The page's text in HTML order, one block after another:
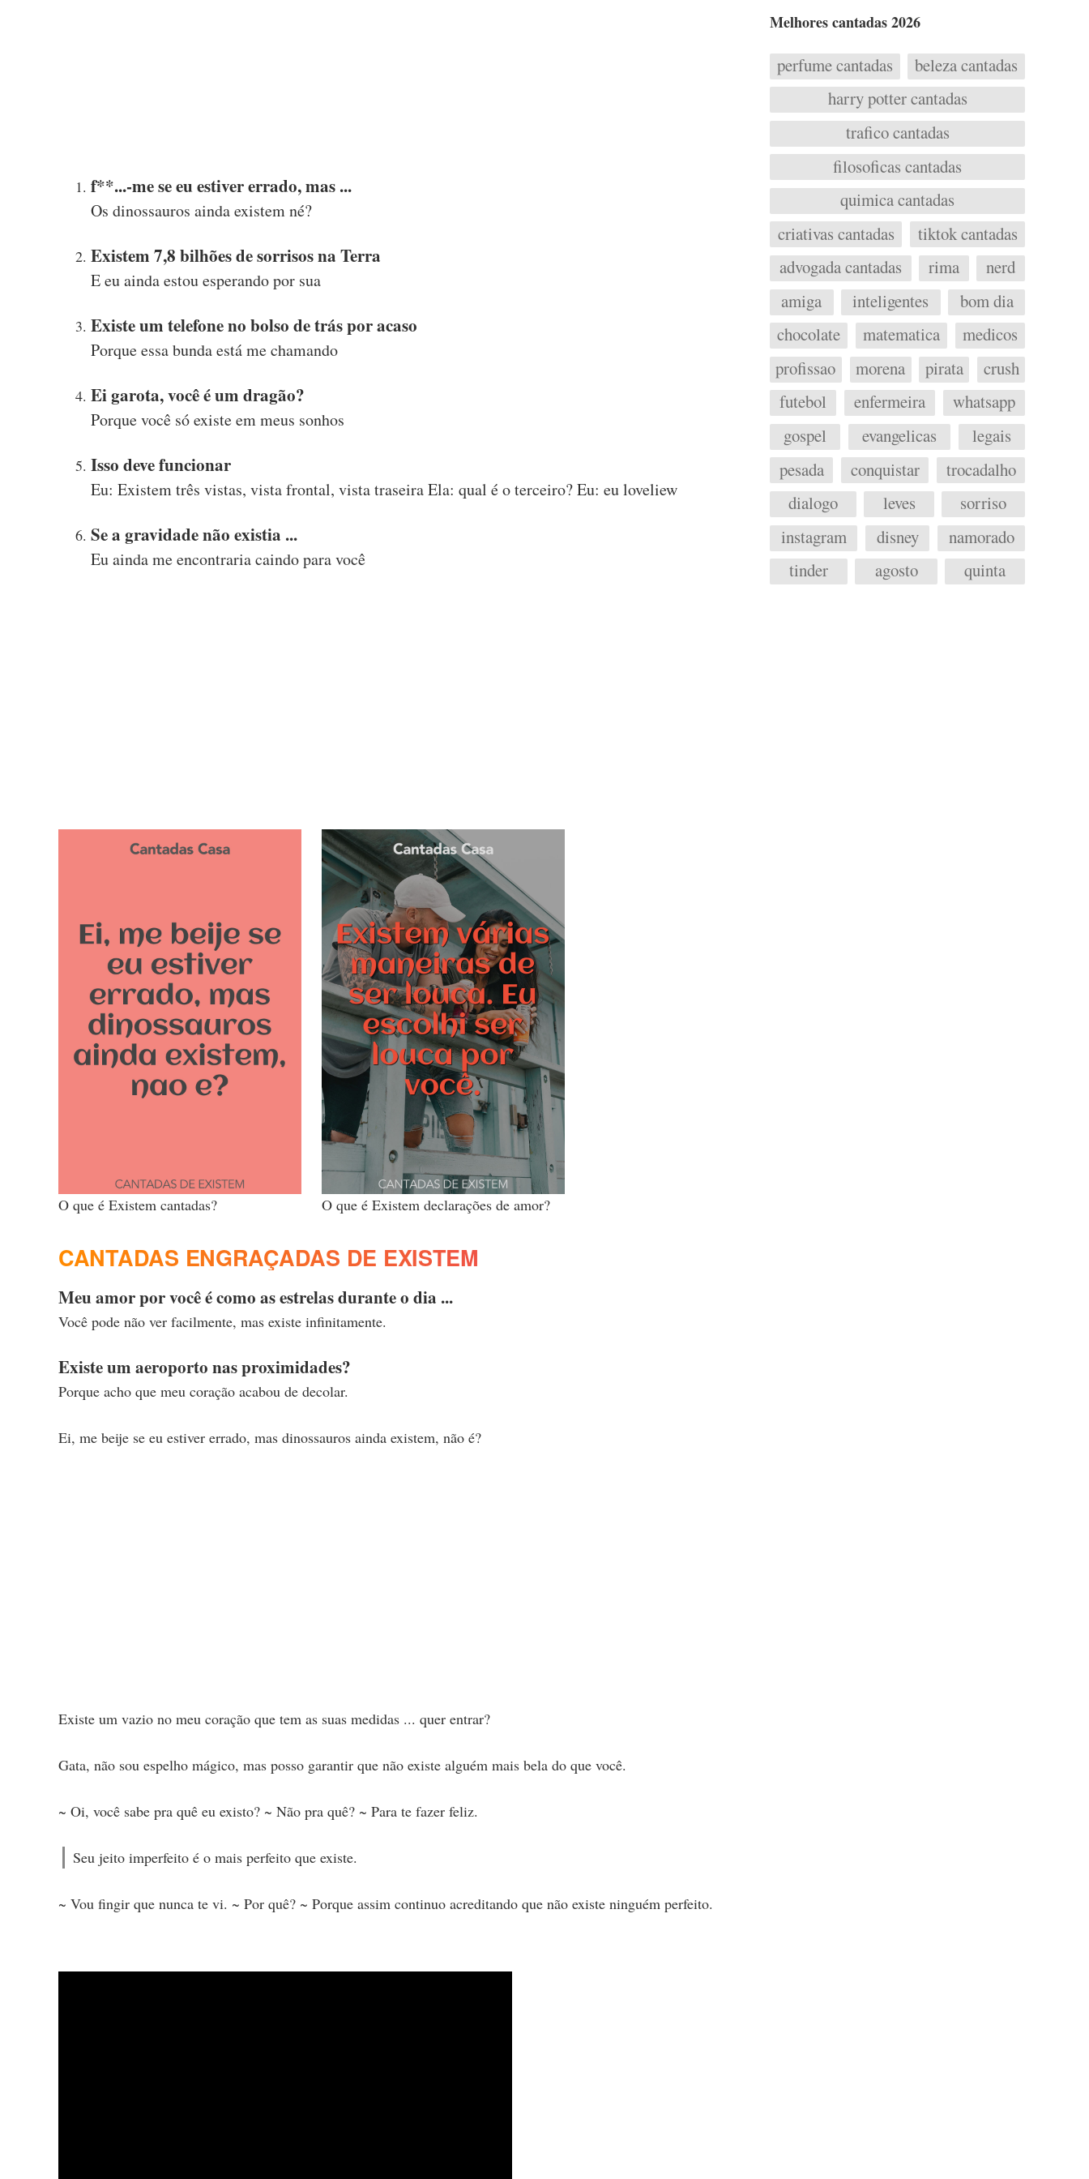
f**...-me se eu estiver errado, mas ...
Os dinossauros ainda existem né?
Existem 7,8 bilhões de sorrisos na Terra
E eu ainda estou esperando por sua
Existe um telefone no bolso de trás por acaso
Porque essa bunda está me chamando
Ei garota, você é um dragão?
Porque você só existe em meus sonhos
Isso deve funcionar
Eu: Existem três vistas, vista frontal, vista traseira Ela: qual é o terceiro? Eu: eu loveliew
Se a gravidade não existia ...
Eu ainda me encontraria caindo para você
O que é Existem cantadas? O que é Existem declarações de amor?
CANTADAS ENGRAÇADAS DE EXISTEM
Meu amor por você é como as estrelas durante o dia ...
Você pode não ver facilmente, mas existe infinitamente.
Existe um aeroporto nas proximidades?
Porque acho que meu coração acabou de decolar.
Ei, me beije se eu estiver errado, mas dinossauros ainda existem, não é?
Existe um vazio no meu coração que tem as suas medidas ... quer entrar?
Gata, não sou espelho mágico, mas posso garantir que não existe alguém mais bela do que você.
~ Oi, você sabe pra quê eu existo? ~ Não pra quê? ~ Para te fazer feliz.
Seu jeito imperfeito é o mais perfeito que existe.
~ Vou fingir que nunca te vi. ~ Por quê? ~ Porque assim continuo acreditando que não existe ninguém perfeito.
Melhores cantadas 2026
perfume cantadas
beleza cantadas
harry potter cantadas
trafico cantadas
filosoficas cantadas
quimica cantadas
criativas cantadas
tiktok cantadas
advogada cantadas
rima
nerd
amiga
inteligentes
bom dia
chocolate
matematica
medicos
profissao
morena pirata
crush
futebol
enfermeira
whatsapp
gospel
evangelicas
legais
pesada
conquistar
trocadalho
dialogo
leves
sorriso
instagram
disney
namorado
tinder
agosto quinta